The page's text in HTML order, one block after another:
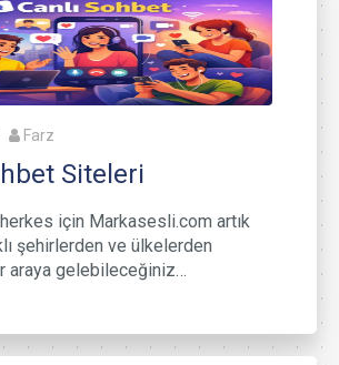
Farz
Siteleri
herkes için Markasesli.com artık
şehirlerden ve ülkelerden
araya gelebileceğiniz…